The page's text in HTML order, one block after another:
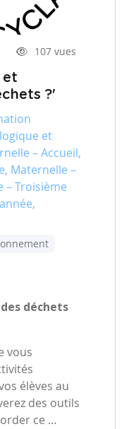
107 vues
et
?'
et
– Accueil,
Maternelle –
– Troisième
déchets
vous
élèves au
des outils
ce …